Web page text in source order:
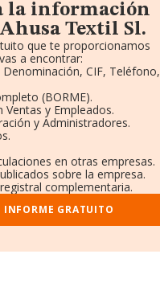
la información
Textil Sl.
que te proporcionamos
a encontrar:
CIF, Teléfono,
(BORME).
Ventas y Empleados.
y Administradores.
en otras empresas.
sobre la empresa.
complementaria.
INFORME GRATUITO